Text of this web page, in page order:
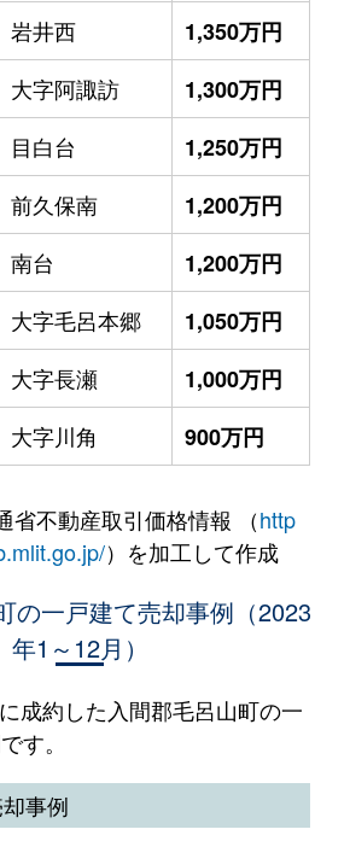
岩井西
1,350万円
大字阿諏訪
1,300万円
目白台
1,250万円
前久保南
1,200万円
南台
1,200万円
大字毛呂本郷
1,050万円
大字長瀬
1,000万円
大字川角 900万円
省不動産取引価格情報 （http
）を加工して作成
の一戸建て売却事例（2023
年1～12月）
成約した入間郡毛呂山町の一
す。
事例